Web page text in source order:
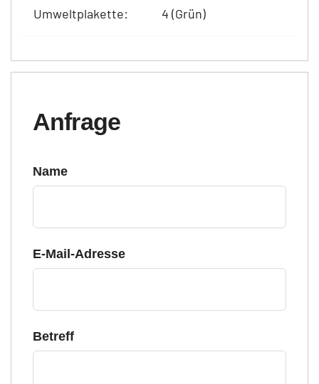
Umweltplakette: 4 (Grün)
Anfrage
Name
E-Mail-Adresse
Betreff